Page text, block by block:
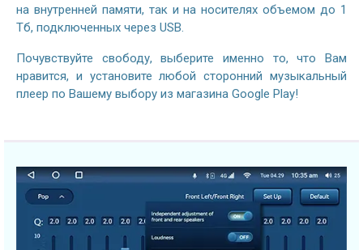
на внутренней памяти, так и на носителях объемом до 1
Тб, подключенных через USB.
Почувствуйте свободу, выберите именно то, что Вам
нравится, и установите любой сторонний музыкальный
плеер по Вашему выбору из магазина Google Play!